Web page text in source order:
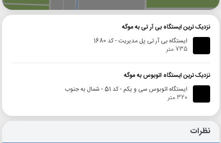
نزدیک ترین ایستگاه بی آر تی به موگه
ایستگاه بی آر تی پل مدیریت - کد 1680
735 متر
نزدیک ترین ایستگاه اتوبوس به موگه
ایستگاه اتوبوس سی و یکم - کد 51 - شمال به جنوب
320 متر
نظرات